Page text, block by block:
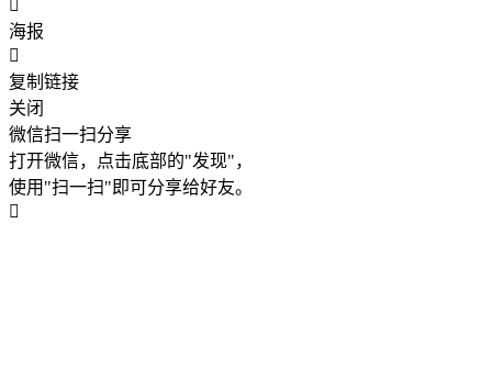
海报
复制链接
关闭
微信扫一扫分享
打开微信，点击底部的"发现"，
使用"扫一扫"即可分享给好友。